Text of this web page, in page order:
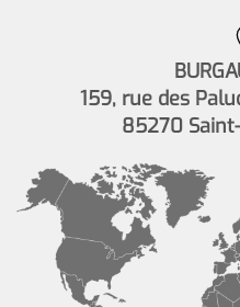
159, rue des
85270